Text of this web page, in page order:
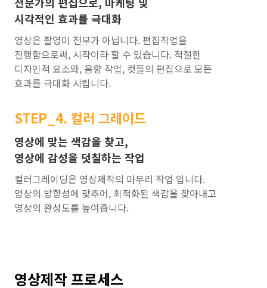
시각적인 효과를 극대화
영상은 촬영이 전부가 아닙니다. 편집작업을
진행함으로써, 시작이라 할 수 있습니다. 적절한
디자인적 요소와, 음향 작업, 컷들의 편집으로 모든
효과를 극대화 시킵니다.
STEP_4. 컬러 그레이드
영상에 맞는 색감을 찾고,
영상에 감성을 덧칠하는 작업
컬러그레이딩은 영상제작의 마무리 작업 입니다.
영상의 방향성에 맞추어, 최적화된 색감을 찾아내고
영상의 완성도를 높여줍니다.
영상제작 프로세스